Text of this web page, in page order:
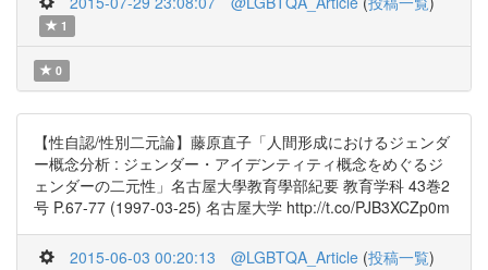
1
0
【性自認/性別二元論】藤原直子「人間形成におけるジェンダ
ー概念分析 : ジェンダー・アイデンティティ概念をめぐるジ
ェンダーの二元性」名古屋大學教育學部紀要 教育学科 43巻2
号 P.67-77 (1997-03-25) 名古屋大学 http://t.co/PJB3XCZp0m
2015-06-03 00:20:13 @LGBTQA_Article (投稿一覧)